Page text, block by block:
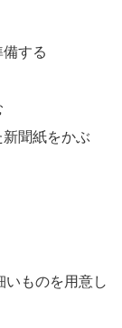
する
聞紙をかぶ
いものを用意し